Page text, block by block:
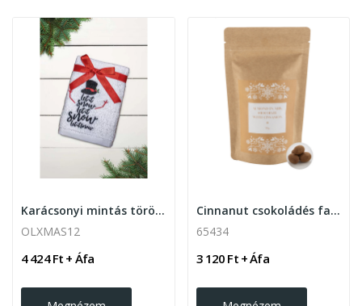
Karácsonyi mintás törölköző 45x70cm ,LET IT...
OLXMAS12
4 424 Ft + Áfa
Cinnanut csokoládés fahéjas mandula, 70 g
65434
3 120 Ft + Áfa